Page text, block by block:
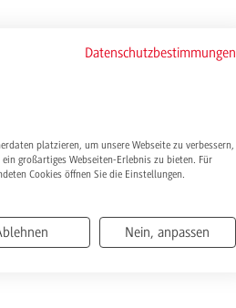
Datenschutzbestimmungen
platzieren, um unsere Webseite zu verbessern,
großartiges Webseiten-Erlebnis zu bieten. Für
Cookies öffnen Sie die Einstellungen.
Nein, anpassen